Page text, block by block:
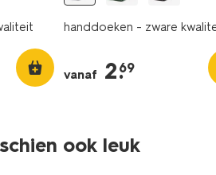
handdoeken - zware
vanaf 2.
69
ook leuk